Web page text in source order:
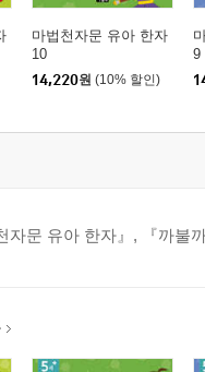
마법천자문 유아 한자
10
14,220원 (10% 할인)
9
자문 유아 한자』, 『까불